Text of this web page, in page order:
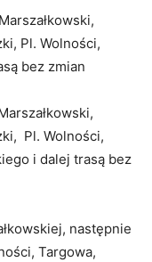
Pl. Wolności,
bez zmian
Pl. Wolności,
i dalej trasą bez
następnie
Targowa,